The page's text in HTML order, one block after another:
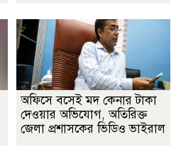
অফিসে বসেই মদ কেনার টাকা
দেওয়ার অভিযোগ, অতিরিক্ত
জেলা প্রশাসকের ভিডিও ভাইরাল